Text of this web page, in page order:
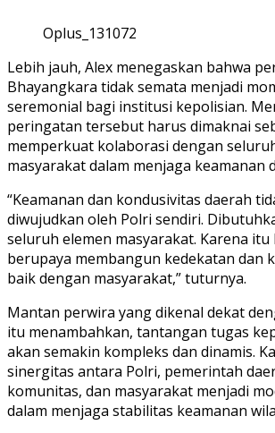
Oplus_131072
Lebih jauh, Alex menegaskan bahwa
Bhayangkara tidak semata menjadi
seremonial bagi institusi kepolisian.
peringatan tersebut harus dimaknai
memperkuat kolaborasi dengan
masyarakat dalam menjaga keamanan
“Keamanan dan kondusivitas daerah
diwujudkan oleh Polri sendiri.
seluruh elemen masyarakat. Karena itu
berupaya membangun kedekatan dan
baik dengan masyarakat,” tuturnya.
Mantan perwira yang dikenal dekat
itu menambahkan, tantangan tugas
akan semakin kompleks dan dinamis.
sinergitas antara Polri, pemerintah
komunitas, dan masyarakat menjadi
dalam menjaga stabilitas keamanan